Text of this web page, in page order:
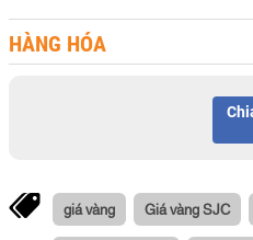
HÀNG HÓA
giá vàng Giá vàng SJC